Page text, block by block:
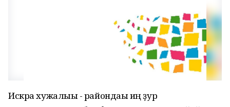
Искра хужалығы - райондағы иң ҙур